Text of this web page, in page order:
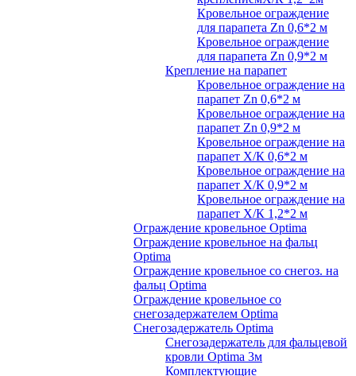
Кровельное ограждение
для парапета Zn 0,6*2 м
Кровельное ограждение
для парапета Zn 0,9*2 м
Крепление на парапет
Кровельное ограждение на
парапет Zn 0,6*2 м
Кровельное ограждение на
парапет Zn 0,9*2 м
Кровельное ограждение на
парапет Х/К 0,6*2 м
Кровельное ограждение на
парапет Х/К 0,9*2 м
Кровельное ограждение на
парапет Х/К 1,2*2 м
Ограждение кровельное Optima
Ограждение кровельное на фальц
Optima
Ограждение кровельное со снегоз. на
фальц Optima
Ограждение кровельное со
снегозадержателем Optima
Снегозадержатель Optima
Снегозадержатель для фальцевой
кровли Optima 3м
Комплектующие